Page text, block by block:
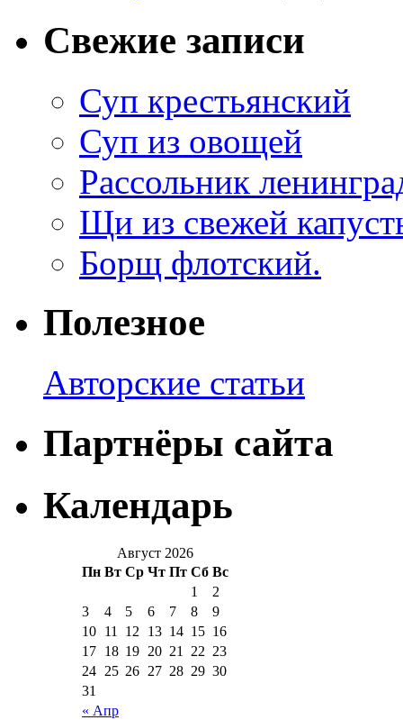
Свежие записи
Суп крестьянский
Суп из овощей
Рассольник
Щи из свежей
Борщ флотский.
Полезное
Авторские статьи
Партнёры сайта
Календарь
Август 2026
Пн Вт Ср Чт Пт Сб Вс
« Апр
1
2
3
4 5 6 7 8
9
10 11 12 13 14 15 16
17 18 19 20 21 22 23
24 25 26 27 28 29 30
31